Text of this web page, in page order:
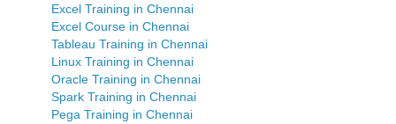
Excel Training in Chennai
Excel Course in Chennai
Tableau Training in Chennai
Linux Training in Chennai
Oracle Training in Chennai
Spark Training in Chennai
Pega Training in Chennai